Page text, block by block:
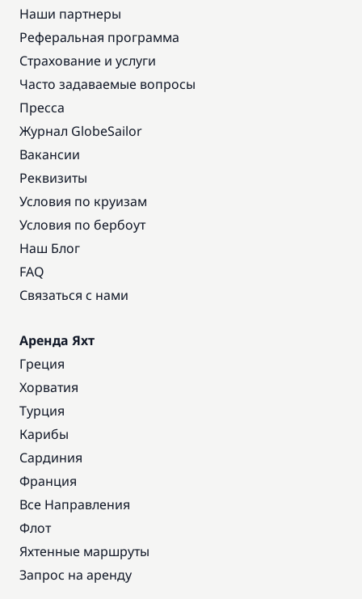
Наши партнеры
Реферальная программа
Страхование и услуги
Часто задаваемые вопросы
Пресса
Журнал GlobeSailor
Вакансии
Реквизиты
Условия по круизам
Условия по бербоут
Наш Блог
FAQ
Связаться с нами
Аренда Яхт
Греция
Хорватия
Турция
Карибы
Сардиния
Франция
Все Направления
Флот
Яхтенные маршруты
Запрос на аренду